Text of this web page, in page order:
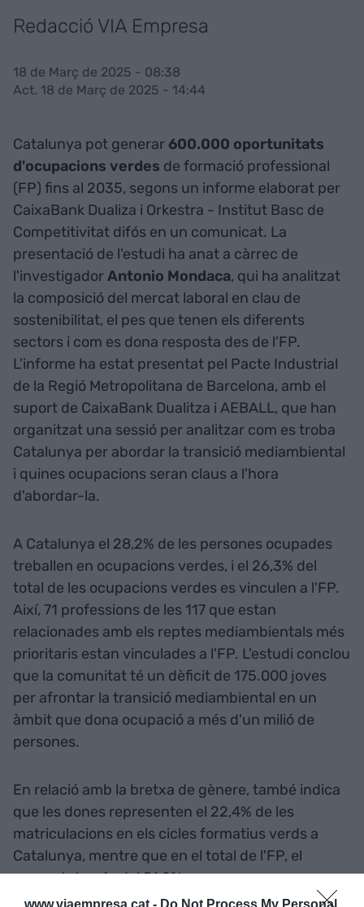
www.viaempresa.cat - Do Not Process My Personal
Redacció VIA Empresa
18 de Març de 2025 - 08:38
Act. 18 de Març de 2025 - 14:44
Catalunya pot generar 600.000 oportunitats
d'ocupacions verdes de formació professional
(FP) fins al 2035, segons un informe elaborat per
CaixaBank Dualiza i Orkestra - Institut Basc de
Competitivitat difós en un comunicat. La
presentació de l'estudi ha anat a càrrec de
l'investigadorAntonio Mondaca, qui ha analitzat
la composició del mercat laboral en clau de
sostenibilitat, el pes que tenen els diferents
sectors i com es dona resposta des de l'FP.
L'informe ha estat presentat pel Pacte Industrial
de la Regió Metropolitana de Barcelona, amb el
suport de CaixaBank Dualitza i AEBALL, que han
organitzat una sessió per analitzar com es troba
Catalunya per abordar la transició mediambiental
i quines ocupacions seran claus a l'hora
d'abordar-la.
A Catalunya el 28,2% de les persones ocupades
treballen en ocupacions verdes, i el 26,3% del
total de les ocupacions verdes es vinculen a l'FP.
Així, 71 professions de les 117 que estan
relacionades amb els reptes mediambientals més
prioritaris estan vinculades a l'FP. L'estudi conclou
que la comunitat té un dèficit de 175.000 joves
per afrontar la transició mediambiental en un
àmbit que dona ocupació a més d'un milió de
persones.
En relació amb la bretxa de gènere, també indica
que les dones representen el 22,4% de les
matriculacions en els cicles formatius verds a
Catalunya, mentre que en el total de l'FP, el
percentatge és del 51,2%.